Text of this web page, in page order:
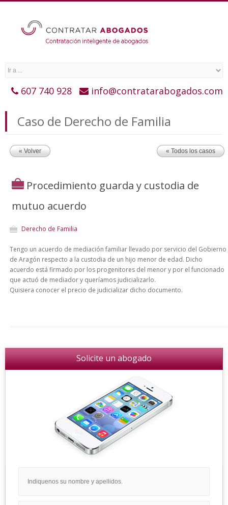
607 740 928 info@contratarabogados.com
Caso de Derecho de Familia
« Volver « Todos los casos
Procedimiento guarda y custodia de
mutuo acuerdo
Derecho de Familia
Tengo un acuerdo de mediación familiar llevado por servicio del Gobierno
de Aragón respecto a la custodia de un hijo menor de edad. Dicho
acuerdo está firmado por los progenitores del menor y por el funcionado
que actuó de mediador y queríamos judicializarlo.
Quisiera conocer el precio de judicializar dicho documento.
Solicite un abogado